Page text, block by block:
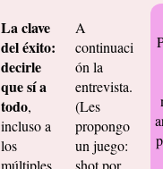
La clave
del éxito:
decirle
que sí a
todo,
incluso a
los
A
continuaci
ón la
entrevista.
(Les
propongo
un juego: